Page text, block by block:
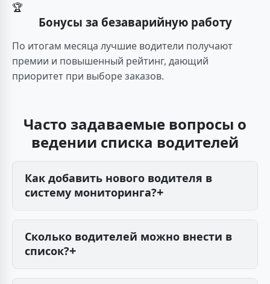
🏆
Бонусы за безаварийную работу
По итогам месяца лучшие водители получают
премии и повышенный рейтинг, дающий
приоритет при выборе заказов.
Часто задаваемые вопросы о
ведении списка водителей
Как добавить нового водителя в
систему мониторинга?
Чтобы расширить список водителей,
необходимо зайти в раздел «Справочники» →
«Водители» в ПО АвтоГРАФ, нажать кнопку
контакт, категория прав) и выдать сотруднику
Сколько водителей можно внести в
список?
Ограничений на количество записей в списке